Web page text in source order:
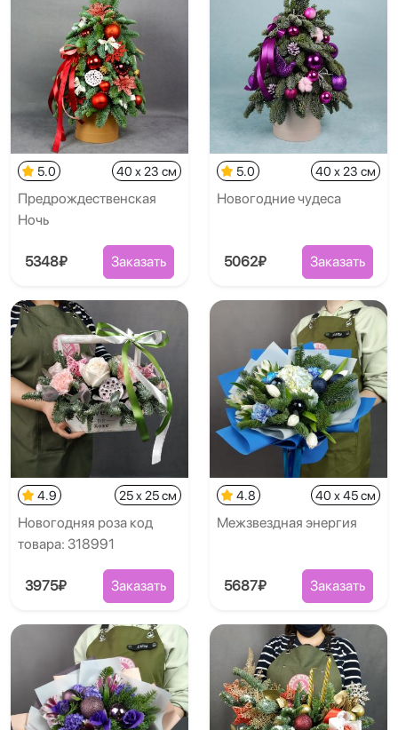
5.0 40 x 23 см
Предрождественская
Ночь
5348₽ Заказать
5.0 40 x 23 см
Новогодние чудеса
5062₽ Заказать
4.9 25 x 25 см
Новогодняя роза код
товара: 318991
3975₽ Заказать
4.8 40 x 45 см
Межзвездная энергия
5687₽ Заказать